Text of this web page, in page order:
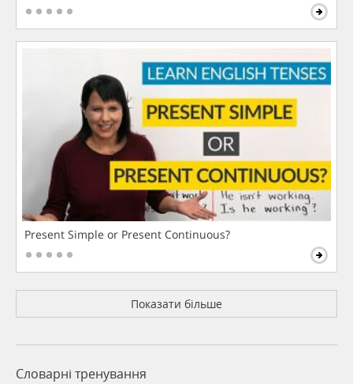
Present Simple or Present Continuous?
Показати більше
Словарні тренування